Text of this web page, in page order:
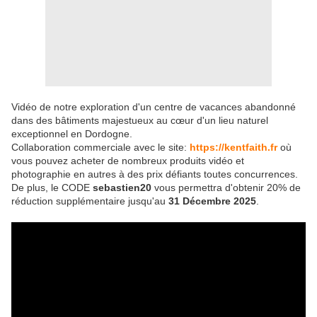
Vidéo de notre exploration d'un centre de vacances abandonné
dans des bâtiments majestueux au cœur d'un lieu naturel
exceptionnel en Dordogne.
Collaboration commerciale avec le site: https://kentfaith.froù
vous pouvez acheter de nombreux produits vidéo et
photographie en autres à des prix défiants toutes concurrences.
De plus, le CODE sebastien20 vous permettra d'obtenir 20% de
réduction supplémentaire jusqu'au 31 Décembre 2025